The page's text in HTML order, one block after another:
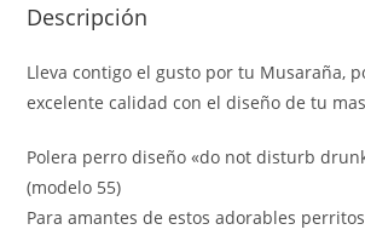
Descripción
Lleva contigo el gusto por tu Musaraña,
excelente calidad con el diseño de tu
Polera perro diseño «do not disturb
(modelo 55)
Para amantes de estos adorables